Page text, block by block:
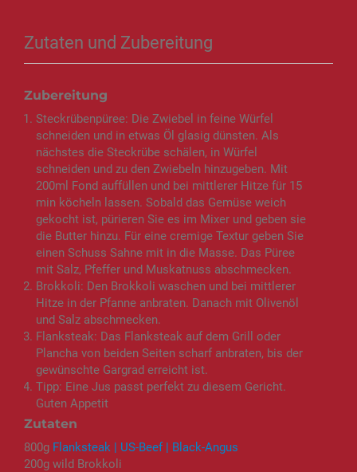
Zutaten und Zubereitung
Zutaten
800g Flanksteak | US-Beef | Black-Angus
200g wild Brokkoli
Zubereitung
Steckrübenpüree: Die Zwiebel in feine Würfel
schneiden und in etwas Öl glasig dünsten. Als
nächstes die Steckrübe schälen, in Würfel
schneiden und zu den Zwiebeln hinzugeben. Mit
200ml Fond auffüllen und bei mittlerer Hitze für 15
min köcheln lassen. Sobald das Gemüse weich
gekocht ist, pürieren Sie es im Mixer und geben sie
die Butter hinzu. Für eine cremige Textur geben Sie
einen Schuss Sahne mit in die Masse. Das Püree
mit Salz, Pfeffer und Muskatnuss abschmecken.
Brokkoli: Den Brokkoli waschen und bei mittlerer
Hitze in der Pfanne anbraten. Danach mit Olivenöl
und Salz abschmecken.
Flanksteak: Das Flanksteak auf dem Grill oder
Plancha von beiden Seiten scharf anbraten, bis der
gewünschte Gargrad erreicht ist.
Tipp: Eine Jus passt perfekt zu diesem Gericht.
Guten Appetit